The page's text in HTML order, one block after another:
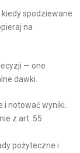
spodziewane
na
— one
dawki.
i notować wyniki.
z art. 55
pożyteczne i